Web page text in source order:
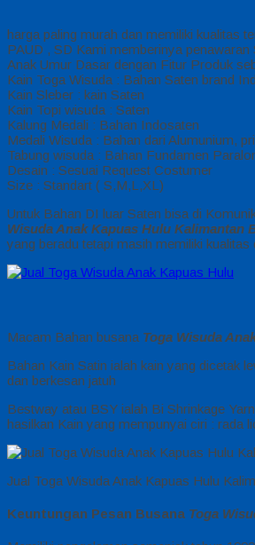
harga paling murah dan memiliki kualitas
PAUD , SD Kami memberinya
Anak Umur Dasar dengan Fitur Produk
Kain Toga Wisuda : Bahan Saten brand
Kain Sleber : kain Saten
Kain Topi wisuda : Saten
Kalung Medali : Bahan Indosaten
Medali Wisuda : Bahan dari Alumunium,
Tabung wisuda : Bahan Fundamen
Desain : Sesuai Request Costumer
Size : Standart ( S,M,L,XL)
Untuk Bahan DI luar Saten bisa di
Wisuda Anak Kapuas Hulu Kalimantan
yang beradu tetapi masih memiliki kualitas
Macam Bahan busana Toga Wisuda
Bahan Kain Satin ialah kain yang dicetak
dan berkesan jatuh
Bestway atau BSY ialah Bi Shrinkage
hasilkan Kain yang mempunyai ciri : rada
Jual Toga Wisuda Anak Kapuas Hulu
Keuntungan Pesan Busana Toga